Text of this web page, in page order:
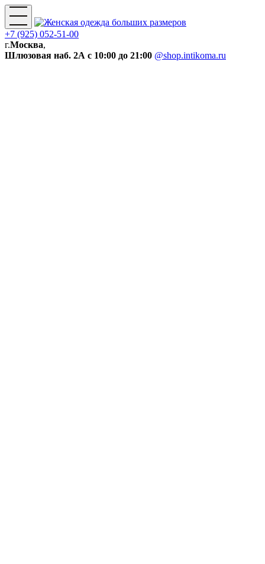
+7 (925) 052-51-00
г.Москва,
Шлюзовая наб. 2А с 10:00 до 21:00 @shop.intikoma.ru